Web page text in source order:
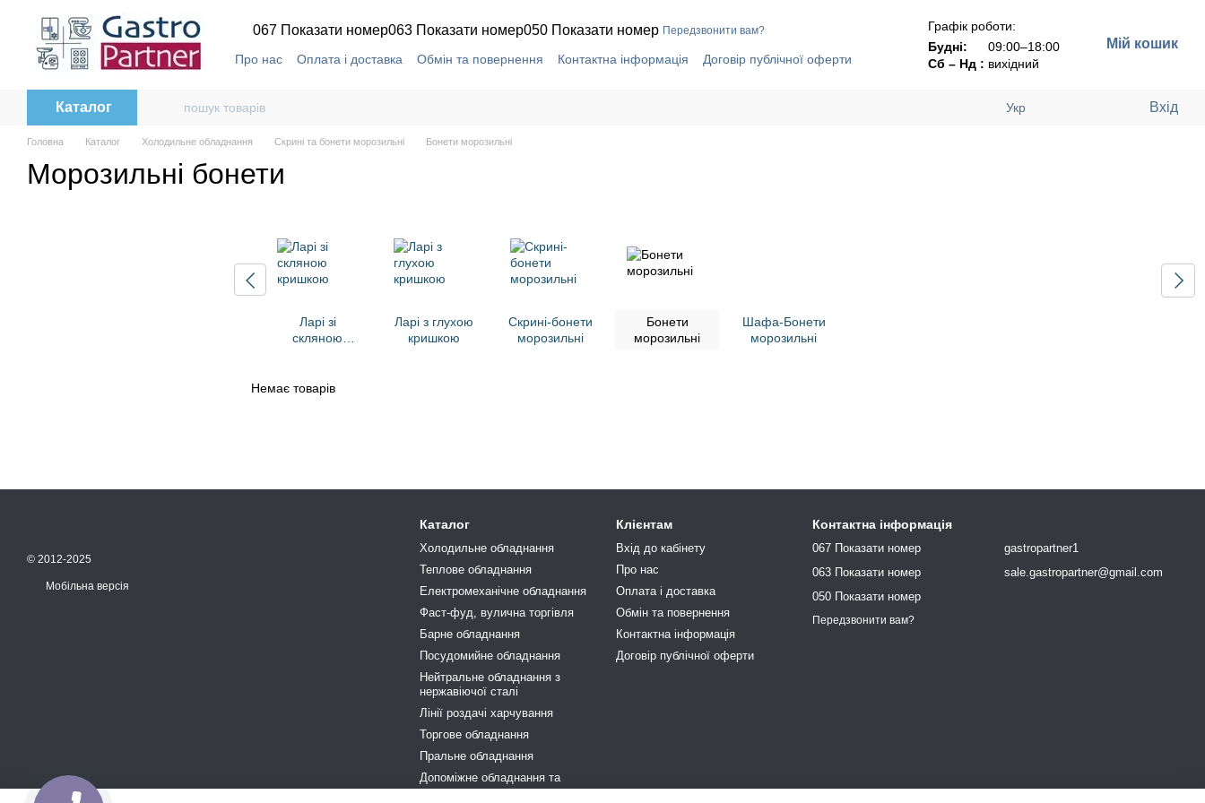
Перейти до основного контенту
067 Показати номер063 Показати номер050 Показати номер Передзвонити вам?
Про нас Оплата і доставка Обмін та повернення Контактна інформація Договір публічної оферти
Графік роботи:
Будні:
09:00–18:00
Сб – Нд : вихідний
Мій кошик
Каталог Укр Вхід
Головна Каталог Холодильне обладнання Скрині та бонети морозильні Бонети морозильні
Морозильні бонети
Ларі зі
скляною
Ларі з глухою
кришкою
Скрині-бонети
морозильні
Бонети
морозильні
Шафа-Бонети
морозильні
Немає товарів
© 2012-2025
Мобільна версія
Каталог
Холодильне обладнання
Теплове обладнання
Електромеханічне обладнання
Фаст-фуд, вулична торгівля
Барне обладнання
Посудомийне обладнання
Нейтральне обладнання з
нержавіючої сталі
Лінії роздачі харчування
Торгове обладнання
Пральне обладнання
Допоміжне обладнання та
аксесуари
Клієнтам
Вхід до кабінету
Про нас
Оплата і доставка
Обмін та повернення
Контактна інформація
Договір публічної оферти
Контактна інформація
067 Показати номер
063 Показати номер
050 Показати номер
Передзвонити вам?
gastropartner1
sale.gastropartner@gmail.com